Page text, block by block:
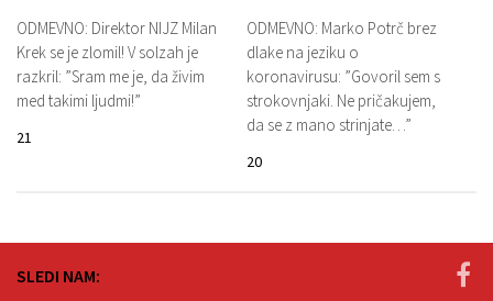
ODMEVNO: Direktor NIJZ Milan
Krek se je zlomil! V solzah je
razkril: ”Sram me je, da živim
med takimi ljudmi!”
21
ODMEVNO: Marko Potrč brez
dlake na jeziku o
koronavirusu: ”Govoril sem s
strokovnjaki. Ne pričakujem,
da se z mano strinjate…”
20
SLEDI NAM: